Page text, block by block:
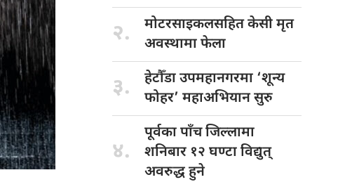
२. मोटरसाइकलसहित केसीमृत
अवस्थामा फेला
३. हेटौँडा उपमहानगरमा ‘शून्य
फोहर’ महाअभियान सुरु
४.
पूर्वका पाँचजिल्लामा
शनिबार १२ घण्टा विद्युत्
अवरुद्ध हुने